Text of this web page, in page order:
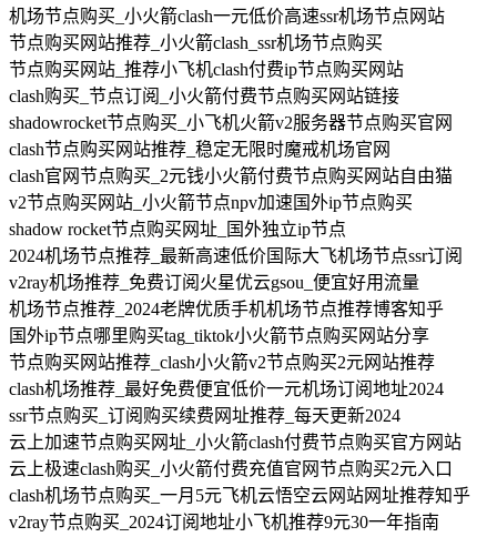
机场节点购买_小火箭clash一元低价高速ssr机场节点网站
节点购买网站推荐_小火箭clash_ssr机场节点购买
节点购买网站_推荐小飞机clash付费ip节点购买网站
clash购买_节点订阅_小火箭付费节点购买网站链接
shadowrocket节点购买_小飞机火箭v2服务器节点购买官网
clash节点购买网站推荐_稳定无限时魔戒机场官网
clash官网节点购买_2元钱小火箭付费节点购买网站自由猫
v2节点购买网站_小火箭节点npv加速国外ip节点购买
shadow rocket节点购买网址_国外独立ip节点
2024机场节点推荐_最新高速低价国际大飞机场节点ssr订阅
v2ray机场推荐_免费订阅火星优云gsou_便宜好用流量
机场节点推荐_2024老牌优质手机机场节点推荐博客知乎
国外ip节点哪里购买tag_tiktok小火箭节点购买网站分享
节点购买网站推荐_clash小火箭v2节点购买2元网站推荐
clash机场推荐_最好免费便宜低价一元机场订阅地址2024
ssr节点购买_订阅购买续费网址推荐_每天更新2024
云上加速节点购买网址_小火箭clash付费节点购买官方网站
云上极速clash购买_小火箭付费充值官网节点购买2元入口
clash机场节点购买_一月5元飞机云悟空云网站网址推荐知乎
v2ray节点购买_2024订阅地址小飞机推荐9元30一年指南